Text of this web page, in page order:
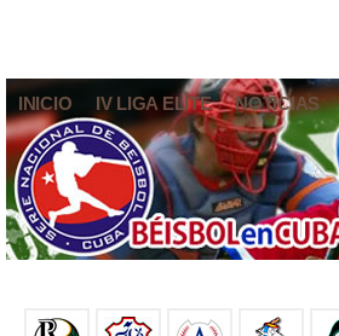
INICIO IV LIGA ELITE NOTICIAS